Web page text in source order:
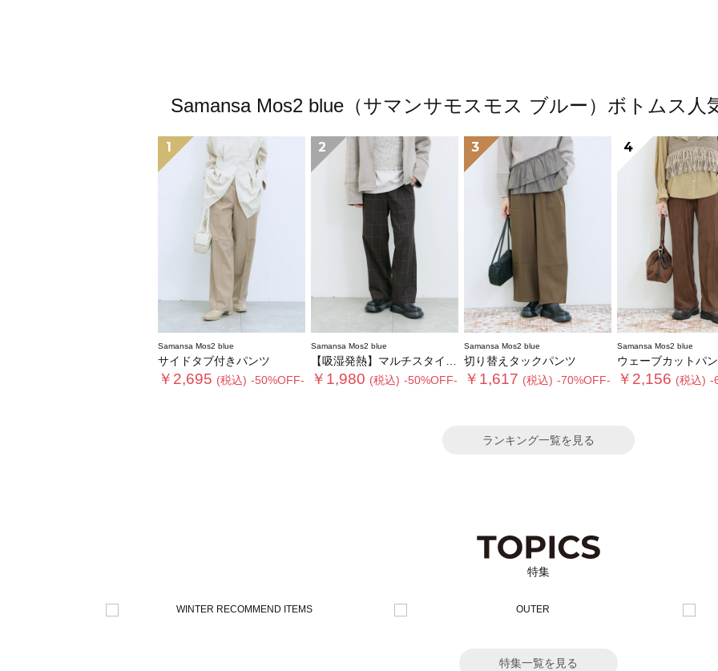
Samansa Mos2 blue（サマンサモスモス ブルー）ボトムス
1
Samansa Mos2 blue
サイドタブ付きパンツ
￥2,695 (税込) -50%OFF-
2
Samansa Mos2 blue
【吸湿発熱】マルチスタイルストレートパンツ
￥1,980 (税込) -50%OFF-
3
Samansa Mos2 blue
切り替えタックパンツ
￥1,617 (税込) -70%OFF-
4
Samansa Mos2 blue
ウェーブカットパ
￥2,156 (税込) -
ランキング一覧を見る
特集
特集一覧を見る